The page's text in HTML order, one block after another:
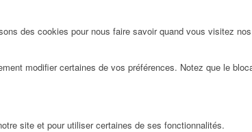
des cookies pour nous faire savoir quand vous visitez
modifier certaines de vos préférences. Notez que le
site et pour utiliser certaines de ses fonctionnalités.